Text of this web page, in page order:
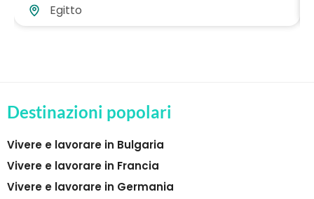
Egitto
Destinazioni popolari
Vivere e lavorare in Bulgaria
Vivere e lavorare in Francia
Vivere e lavorare in Germania